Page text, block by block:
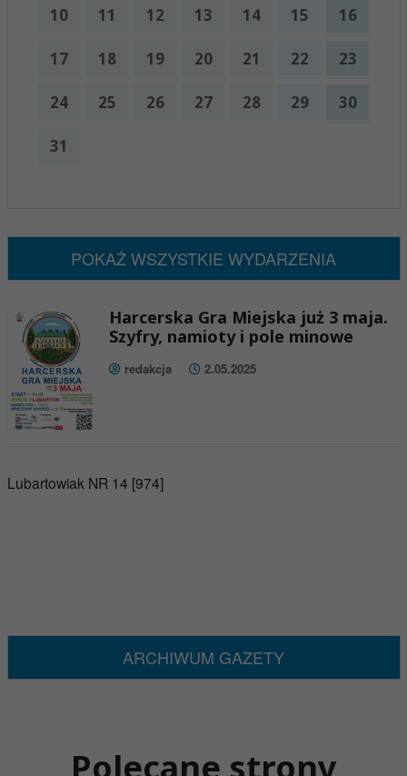
10 11 12 13 14 15 16
17 18 19 20 21 22 23
24 25 26 27 28 29 30
31
POKAŻ WSZYSTKIE WYDARZENIA
Harcerska Gra Miejska już 3 maja.
Szyfry, namioty i pole minowe
redakcja 2.05.2025
Lubartowiak NR 14 [974]
ARCHIWUM GAZETY